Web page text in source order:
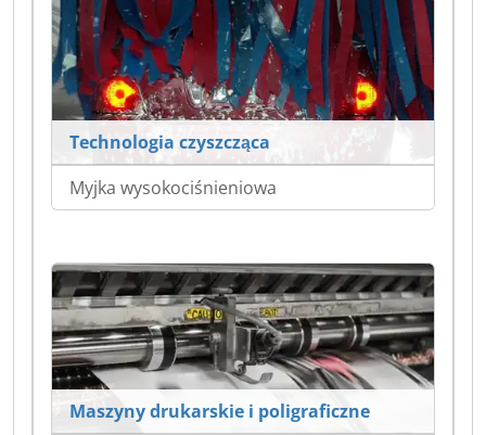
Technologia czyszcząca
Myjka wysokociśnieniowa
Maszyny drukarskie i poligraficzne